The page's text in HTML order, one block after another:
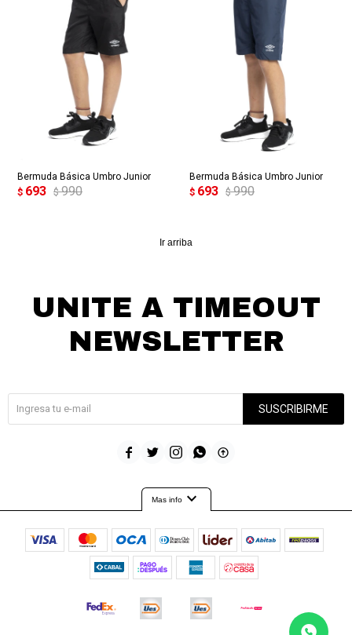
Bermuda Básica Umbro Junior
$ 693 $ 990
Bermuda Básica Umbro Junior
$ 693 $ 990
Ir arriba
UNITE A TIMEOUT
NEWSLETTER
SUSCRIBIRME
    
Mas infoexpand_more